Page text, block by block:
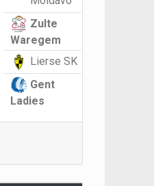
Zulte
Waregem
Lierse SK
Gent
Ladies